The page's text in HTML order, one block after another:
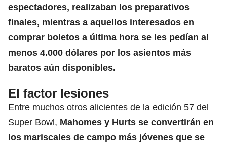
espectadores, realizaban los preparativos
finales, mientras a aquellos interesados en
comprar boletos a última hora se les pedían al
menos 4.000 dólares por los asientos más
baratos aún disponibles.
El factor lesiones
Entre muchos otros alicientes de la edición 57 del
Super Bowl, Mahomes y Hurts se convertirán en
los mariscales de campo más jóvenes que se